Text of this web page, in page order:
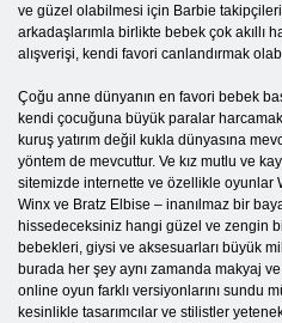
ve güzel olabilmesi için Barbie
arkadaşlarımla birlikte bebek çok akıllı
alışverişi, kendi favori canlandırmak
Çoğu anne dünyanın en favori bebek
kendi çocuğuna büyük paralar
kuruş yatırım değil kukla dünyasına
yöntem de mevcuttur. Ve kız mutlu ve
sitemizde internette ve özellikle oyunlar
Winx ve Bratz Elbise – inanılmaz bir
hissedeceksiniz hangi güzel ve zengin
bebekleri, giysi ve aksesuarları büyük
burada her şey aynı zamanda makyaj
online oyun farklı versiyonlarını sundu
kesinlikle tasarımcılar ve stilistler